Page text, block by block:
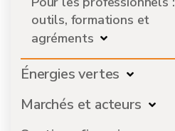
outils, formations et
agréments
Énergies vertes
Marchés et acteurs